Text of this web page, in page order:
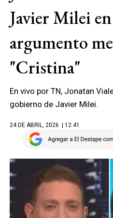
Javier Milei
argumento
"Cristina"
En vivo por TN, Jonatan
gobierno de Javier Milei.
24 DE ABRIL, 2026 | 12.41